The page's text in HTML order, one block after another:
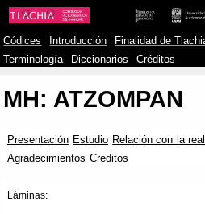
Códices Introducción Finalidad de
Terminología
Diccionarios Créditos
MH: ATZOMPAN
Presentación Estudio Relación con la
Agradecimientos Creditos
Láminas: